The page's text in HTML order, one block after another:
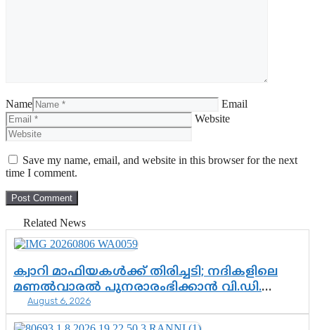
Name
Email
Website
Save my name, email, and website in this browser for the next
time I comment.
Related News
ക്വാറി മാഫിയകൾക്ക് തിരിച്ചടി; നദികളിലെ
മണൽവാരൽ പുനരാരംഭിക്കാൻ വി.ഡി.
സർക്കാർ തീരുമാനം
August 6, 2026